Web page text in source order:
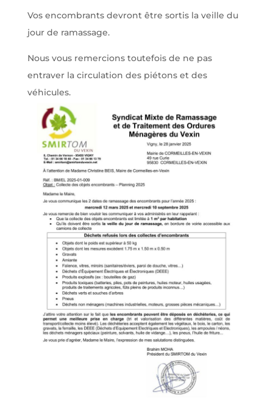
Vos encombrants devront être sortis la veille du
jour de ramassage.
Nous vous remercions toutefois de ne pas
entraver la circulation des piétons et des
véhicules.